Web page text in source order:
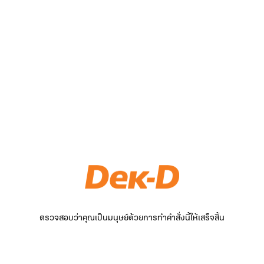
ตรวจสอบว่าคุณเป็นมนุษย์ด้วยการทำคำสั่งนี้ให้เสร็จสิ้น